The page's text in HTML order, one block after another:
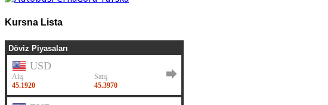
Kursna Lista